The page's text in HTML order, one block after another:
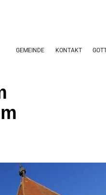
GEMEINDE KONTAKT